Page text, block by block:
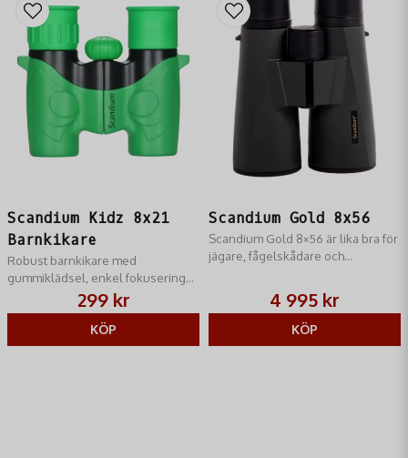
Scandium Kidz 8x21
Barnkikare
Robust barnkikare med
gummiklädsel, enkel fokusering
och antireflexbehandlad optik för
bästa skärpa.
299 kr
KÖP
Scandium Gold 8x56
Scandium Gold 8×56 är lika bra för
jägare, fågelskådare och
ljusstyrka som räcker till även i
gryning och skymning.
4 995 kr
KÖP